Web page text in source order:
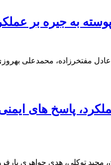
پوسته به جیره
مفتخرزاده، محمدعلی
پاسخ های
مجید توکلی، هدی جواهری